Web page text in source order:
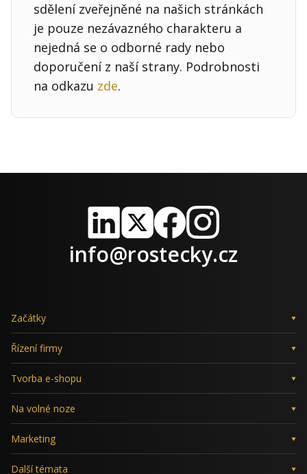
sdělení zveřejněné na našich stránkách
je pouze nezávazného charakteru a
nejedná se o odborné rady nebo
doporučení z naší strany. Podrobnosti
na odkazu zde.
LinkedIn
X FacebookInstagram
info@rostecky.cz
Začátky
Řízení firmy
Tvorba e-shopu
Na volné noze
Marketing
Další témata